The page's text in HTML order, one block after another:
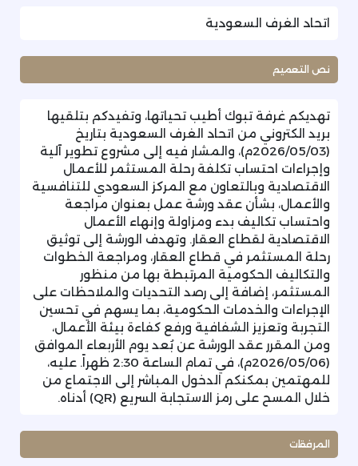
اتحاد الغرف السعودية
نص التعميم
تهديكم غرفة تبوك أطيب تحياتها، وتفيدكم بتلقيها
بريد الكتروني من اتحاد الغرف السعودية بتاريخ
(2026/05/03م)، والمشار فيه إلى مشروع تطوير آلية
وإجراءات احتساب تكلفة رحلة المستثمر للأعمال
الاقتصادية وبالتعاون مع المركز السعودي للتنافسية
والأعمال، بشأن عقد ورشة عمل بعنوان مراجعة
واحتساب تكاليف بدء ومزاولة وإنهاء الأعمال
الاقتصادية لقطاع العقار. وتهدف الورشة إلى توثيق
رحلة المستثمر في قطاع العقار، ومراجعة الخطوات
والتكاليف الحكومية المرتبطة بها من منظور
المستثمر، إضافة إلى رصد التحديات والملاحظات على
الإجراءات والخدمات الحكومية، بما يسهم في تحسين
التجربة وتعزيز الشفافية ورفع كفاءة بيئة الأعمال،
ومن المقرر عقد الورشة عن بُعد يوم الأربعاء الموافق
(2026/05/06م)، في تمام الساعة 2:30 ظهراً. عليه،
للمهتمين بمكنكم الدخول المباشر إلى الاجتماع من
خلال المسح على رمز الاستجابة السريع (QR) أدناه.
المرفقات